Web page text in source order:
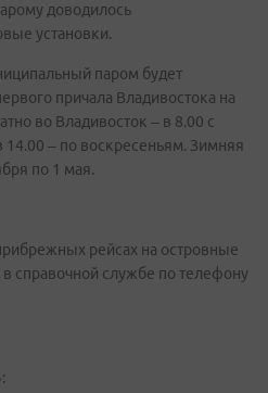
доводилось
установки.
паром будет
причала Владивостока на
во Владивосток – в 8.00 с
14.00 – по воскресеньям. Зимняя
по 1 мая.
рейсах на островные
справочной службе по телефону